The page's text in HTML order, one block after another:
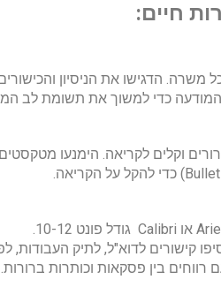
חיים:
משרה. הדגישו את הניסיון
כדי למשוך את תשומת לב
וקלים לקריאה. הימנעו
קישורים לדוא"ל, לתיק העבודות,
רווחים בין פסקאות וכותרות ברורות.